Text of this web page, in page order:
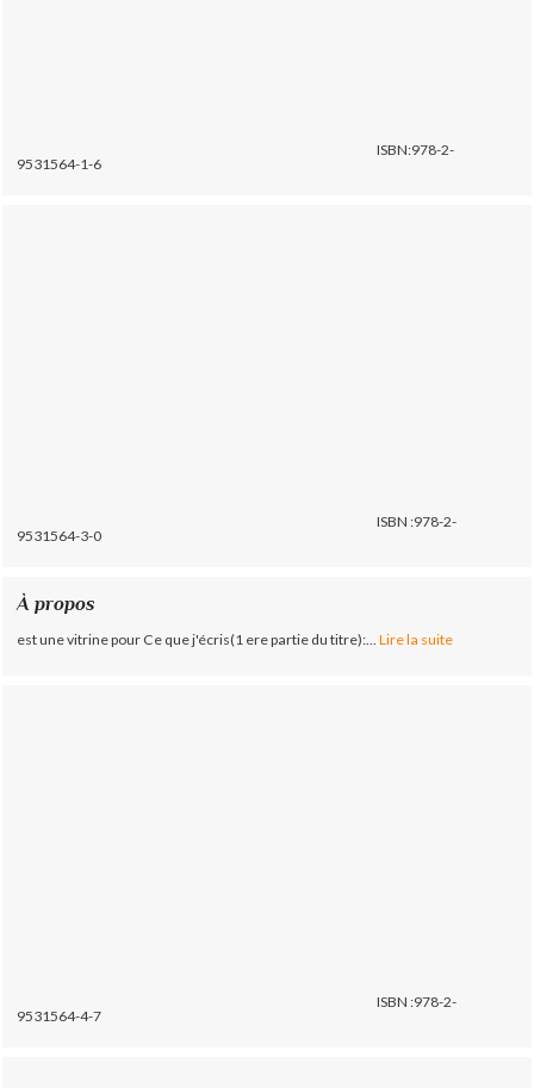
ISBN:978-2-
9531564-1-6
ISBN :978-2-
9531564-3-0
À propos
est une vitrine pour Ce que j'écris(1 ere partie du titre):... Lire la suite
ISBN :978-2-
9531564-4-7